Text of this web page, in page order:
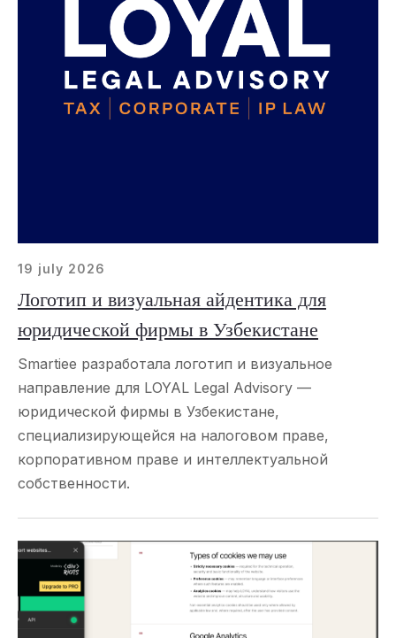
19 july 2026
Логотип и визуальная айдентика для
юридической фирмы в Узбекистане
Smartiee разработала логотип и визуальное
направление для LOYAL Legal Advisory —
юридической фирмы в Узбекистане,
специализирующейся на налоговом праве,
корпоративном праве и интеллектуальной
собственности.